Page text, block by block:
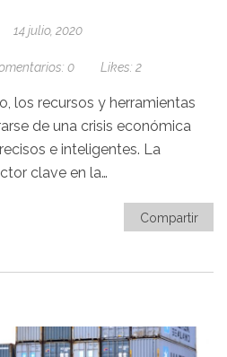
14 julio, 2020
0 Likes: 2
los recursos y herramientas
de una crisis económica
e inteligentes. La
clave en la…
Compartir